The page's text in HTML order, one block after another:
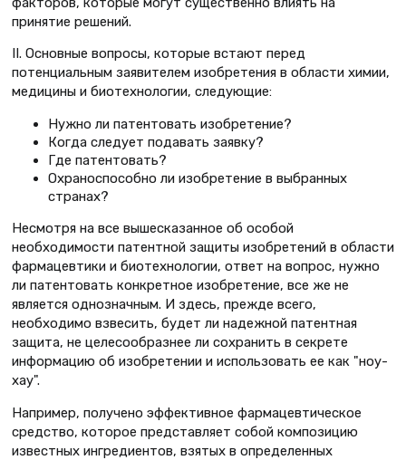
принятие решений.
II. Основные вопросы, которые встают перед
потенциальным заявителем изобретения в области химии,
медицины и биотехнологии, следующие:
Нужно ли патентовать изобретение?
Когда следует подавать заявку?
Где патентовать?
Охраноспособно ли изобретение в выбранных
странах?
Несмотря на все вышесказанное об особой
необходимости патентной защиты изобретений в области
фармацевтики и биотехнологии, ответ на вопрос, нужно
ли патентовать конкретное изобретение, все же не
является однозначным. И здесь, прежде всего,
необходимо взвесить, будет ли надежной патентная
защита, не целесообразнее ли сохранить в секрете
информацию об изобретении и использовать ее как "ноу-
хау".
Например, получено эффективное фармацевтическое
средство, которое представляет собой композицию
известных ингредиентов, взятых в определенных